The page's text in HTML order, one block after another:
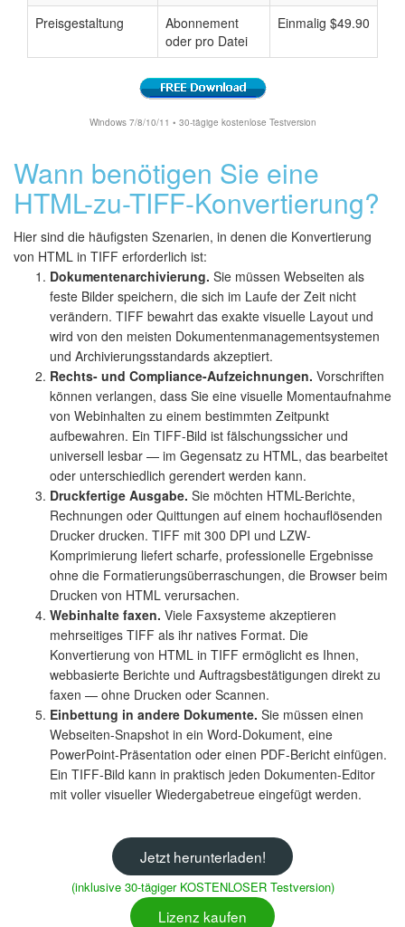
Preisgestaltung
Abonnement
oder pro Datei
Einmalig $49.90
Windows 7/8/10/11 • 30-tägige kostenlose Testversion
Wann benötigen Sie eine
HTML-zu-TIFF-Konvertierung?
Hier sind die häufigsten Szenarien, in denen die Konvertierung
von HTML in TIFF erforderlich ist:
Dokumentenarchivierung. Sie müssen Webseiten als
feste Bilder speichern, die sich im Laufe der Zeit nicht
verändern. TIFF bewahrt das exakte visuelle Layout und
wird von den meisten Dokumentenmanagementsystemen
und Archivierungsstandards akzeptiert.
Rechts- und Compliance-Aufzeichnungen. Vorschriften
können verlangen, dass Sie eine visuelle Momentaufnahme
von Webinhalten zu einem bestimmten Zeitpunkt
aufbewahren. Ein TIFF-Bild ist fälschungssicher und
universell lesbar — im Gegensatz zu HTML, das bearbeitet
oder unterschiedlich gerendert werden kann.
Druckfertige Ausgabe. Sie möchten HTML-Berichte,
Rechnungen oder Quittungen auf einem hochauflösenden
Drucker drucken. TIFF mit 300 DPI und LZW-
Komprimierung liefert scharfe, professionelle Ergebnisse
ohne die Formatierungsüberraschungen, die Browser beim
Drucken von HTML verursachen.
Webinhalte faxen. Viele Faxsysteme akzeptieren
mehrseitiges TIFF als ihr natives Format. Die
Konvertierung von HTML in TIFF ermöglicht es Ihnen,
webbasierte Berichte und Auftragsbestätigungen direkt zu
faxen — ohne Drucken oder Scannen.
Einbettung in andere Dokumente. Sie müssen einen
Webseiten-Snapshot in ein Word-Dokument, eine
PowerPoint-Präsentation oder einen PDF-Bericht einfügen.
Ein TIFF-Bild kann in praktisch jeden Dokumenten-Editor
mit voller visueller Wiedergabetreue eingefügt werden.
Jetzt herunterladen!
(inklusive 30-tägiger KOSTENLOSER Testversion)
Lizenz kaufen